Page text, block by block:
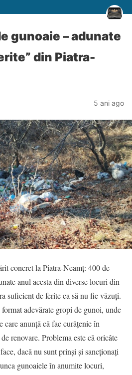
gunoaie – adunate
din Piatra-
5 ani ago
concret la Piatra-Neamț: 400 de
anul acesta din diverse locuri din
suficient de ferite ca să nu fie văzuți.
adevărate gropi de gunoi, unde
anunță că fac curățenie în
renovare. Problema este că oricâte
dacă nu sunt prinși și sancționați
gunoaiele în anumite locuri,